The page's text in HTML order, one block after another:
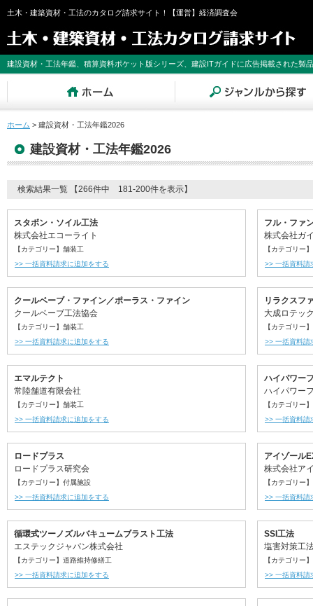
土木・建築資材・工法のカタログ請求サイト！【運営】経済調査会
建設資材・工法年鑑、積算資料ポケット版シリーズ、建設ITガイドに広告掲載された製
ホーム > 建設資材・工法年鑑2026
建設資材・工法年鑑2026
検索結果一覧 【266件中 181-200件を表示】
スタボン・ソイル工法
株式会社エコーライト
【カテゴリー】舗装工
>> 一括資料請求に追加をする
フル・ファ
株式会社ガ
【カテゴリー
>> 一括資料請
クールベーブ・ファイン／ポーラス・ファイン
クールベーブ工法協会
【カテゴリー】舗装工
>> 一括資料請求に追加をする
リラクスフ
大成ロテッ
【カテゴリー
>> 一括資料請
エマルテクト
常陸舗道有限会社
【カテゴリー】舗装工
>> 一括資料請求に追加をする
ハイパワー
ハイパワー
【カテゴリー
>> 一括資料請
ロードプラス
ロードプラス研究会
【カテゴリー】付属施設
>> 一括資料請求に追加をする
アイゾール
株式会社ア
【カテゴリー
>> 一括資料請
循環式ツーノズルバキュームブラスト工法
エステックジャパン株式会社
【カテゴリー】道路維持修繕工
>> 一括資料請求に追加をする
SSI工法
塩害対策工
【カテゴリー
>> 一括資料請